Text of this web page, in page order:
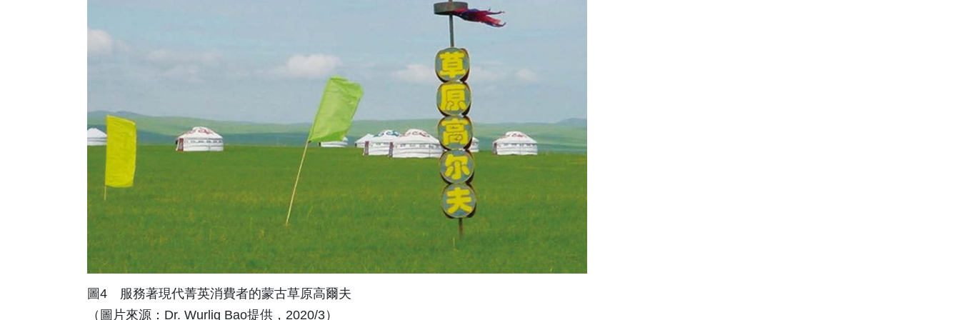
圖4 服務著現代菁英消費者的蒙古草原高爾夫
（圖片來源：Dr. Wurliq Bao提供，2020/3）